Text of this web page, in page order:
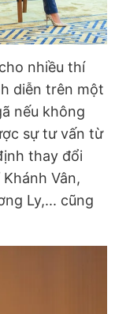
nhiều thí
diễn trên một
nếu không
sự tư vấn từ
thay đổi
Vân,
Ly,... cũng